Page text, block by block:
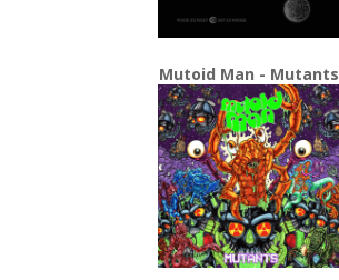
Mutoid Man - Mutants